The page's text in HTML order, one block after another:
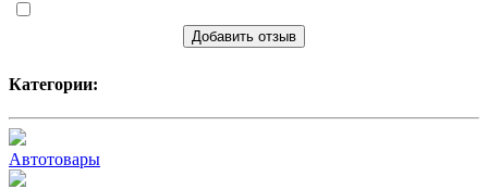
Добавить отзыв
Категории:
Автотовары